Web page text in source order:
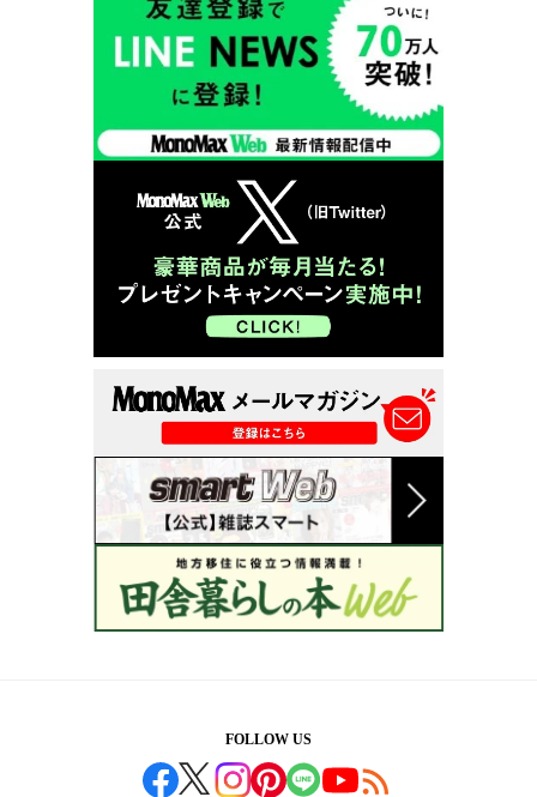
FOLLOW US